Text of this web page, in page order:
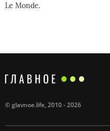
Le Monde.
©glavnoe.life, 2010 - 2026